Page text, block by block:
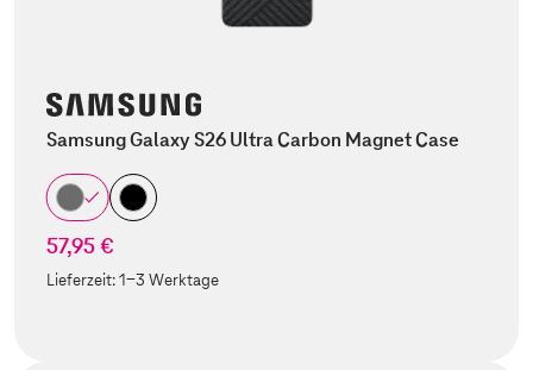
Samsung Galaxy S26 Ultra Carbon Magnet Case
57,95 €
Lieferzeit:1-3 Werktage